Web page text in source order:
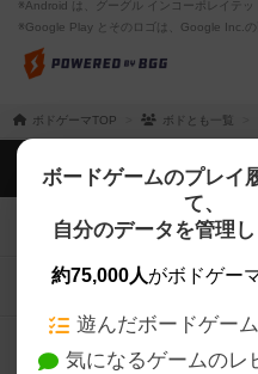
※Android は、グーグル インコーポレイテッ
※Google Play とそのロゴは、Google Inc.の
ボドゲーマTOP ボドとも一覧
ボードゲームのプレイ
て、
自分のデータを管理
約75,000人がボドゲー
遊んだボードゲー
気になるゲームのレ
ボドゲーマTOP
ボードゲームを検索する
ボードゲームの新着レ
ボードゲーム会情報